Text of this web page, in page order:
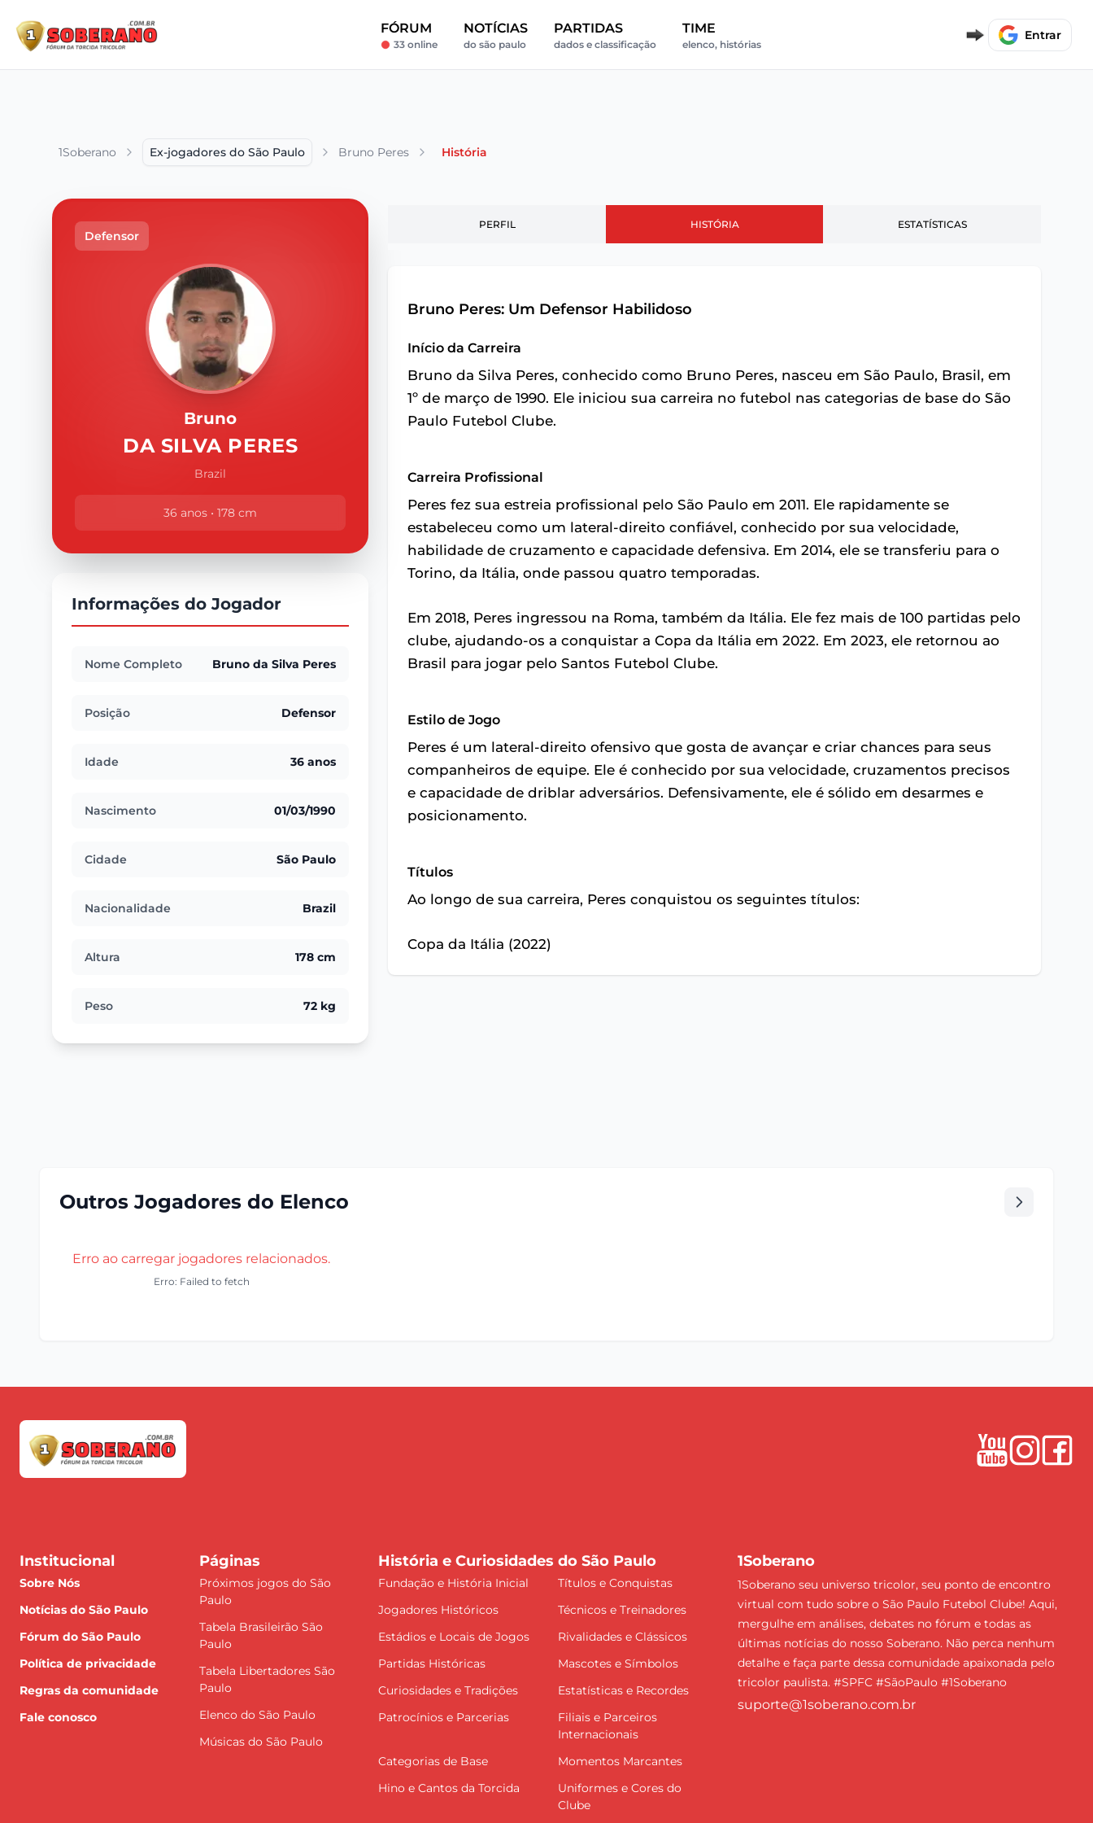
FÓRUM
33 online
NOTÍCIAS
do são paulo
PARTIDAS
dados e classificação
TIME
elenco, histórias
Entrar
1Soberano Ex-jogadores do São Paulo Bruno Peres História
Defensor
Bruno
DA SILVA PERES
Brazil
36 anos • 178 cm
Informações do Jogador
Nome Completo Bruno da Silva Peres
Posição Defensor
Idade 36 anos
Nascimento 01/03/1990
Cidade São Paulo
Nacionalidade Brazil
Altura 178 cm
Peso 72 kg
PERFIL HISTÓRIA ESTATÍSTICAS
Bruno Peres: Um Defensor Habilidoso
Início da Carreira
Bruno da Silva Peres, conhecido como Bruno Peres, nasceu em São Paulo, Brasil, em
1º de março de 1990. Ele iniciou sua carreira no futebol nas categorias de base do São
Paulo Futebol Clube.
Carreira Profissional
Peres fez sua estreia profissional pelo São Paulo em 2011. Ele rapidamente se
estabeleceu como um lateral-direito confiável, conhecido por sua velocidade,
habilidade de cruzamento e capacidade defensiva. Em 2014, ele se transferiu para o
Torino, da Itália, onde passou quatro temporadas.
Em 2018, Peres ingressou na Roma, também da Itália. Ele fez mais de 100 partidas pelo
clube, ajudando-os a conquistar a Copa da Itália em 2022. Em 2023, ele retornou ao
Brasil para jogar pelo Santos Futebol Clube.
Estilo de Jogo
Peres é um lateral-direito ofensivo que gosta de avançar e criar chances para seus
companheiros de equipe. Ele é conhecido por sua velocidade, cruzamentos precisos
e capacidade de driblar adversários. Defensivamente, ele é sólido em desarmes e
posicionamento.
Títulos
Ao longo de sua carreira, Peres conquistou os seguintes títulos:
Copa da Itália (2022)
Outros Jogadores do Elenco
Erro ao carregar jogadores relacionados.
Erro: Failed to fetch
Institucional
Sobre Nós
Notícias do São Paulo
Fórum do São Paulo
Política de privacidade
Regras da comunidade
Fale conosco
Páginas
Próximos jogos do São
Paulo
Tabela Brasileirão São
Paulo
Tabela Libertadores São
Paulo
Elenco do São Paulo
Músicas do São Paulo
História e Curiosidades do São Paulo
Fundação e História Inicial
Títulos e Conquistas
Jogadores Históricos
Técnicos e Treinadores
Estádios e Locais de Jogos
Rivalidades e Clássicos
Partidas Históricas
Mascotes e Símbolos
Curiosidades e Tradições
Estatísticas e Recordes
Patrocínios e Parcerias
Filiais e Parceiros
Internacionais
Categorias de Base
Momentos Marcantes
Hino e Cantos da Torcida
Uniformes e Cores do
Clube
1Soberano
1Soberano seu universo tricolor, seu ponto de encontro
virtual com tudo sobre o São Paulo Futebol Clube! Aqui,
mergulhe em análises, debates no fórum e todas as
últimas notícias do nosso Soberano. Não perca nenhum
detalhe e faça parte dessa comunidade apaixonada pelo
tricolor paulista. #SPFC #SãoPaulo #1Soberano
suporte@1soberano.com.br